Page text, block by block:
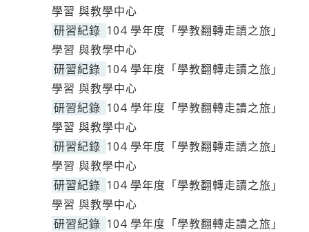
學習 與教學中心
研習紀錄 104 學年度「學教翻轉走讀之旅」
學習 與教學中心
研習紀錄 104 學年度「學教翻轉走讀之旅」
學習 與教學中心
研習紀錄 104 學年度「學教翻轉走讀之旅」
學習 與教學中心
研習紀錄 104 學年度「學教翻轉走讀之旅」
學習 與教學中心
研習紀錄 104 學年度「學教翻轉走讀之旅」
學習 與教學中心
研習紀錄 104 學年度「學教翻轉走讀之旅」